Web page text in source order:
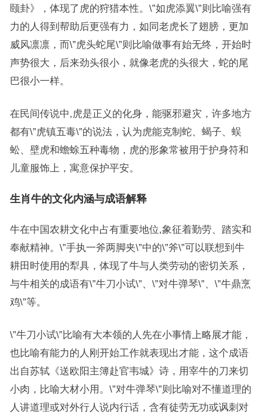
颐卦》，体现了虎的狩猎本性。\”如虎添翼\”则比喻强有
力的人得到帮助后更强有力，如同老虎长了翅膀，更加
威风凛凛，而\”虎头蛇尾\”则比喻做事有始无终，开始时
声势很大，后来劲头很小，就像老虎的头很大，蛇的尾
巴很小一样。
在民间传说中,虎是正义的化身，能驱邪避灾，许多地方
都有\”虎镇五毒\”的说法，认为虎能克制蛇、蝎子、蜈
蚣、壁虎和蟾蜍五种毒物，虎的形象常被用于护身符和
儿童服饰上，寓意保护平安。
生肖牛的文化内涵与成语解释
牛在中国农耕文化中占有重要地位,象征着勤劳、踏实和
奉献精神。\”手执一斧两脚夹\”中的\”斧\”可以联想到牛
耕田时使用的犁具，体现了牛与人类劳动的密切关系，
与牛相关的成语有\”牛刀小试\”、\”对牛弹琴\”、\”牛鼎烹
鸡\”等。
\”牛刀小试\”比喻有大本领的人先在小事情上略展才能，
也比喻有能力的人刚开始工作就表现出才能，这个成语
出自苏轼《送欧阳主簿赴官韦城》诗，用宰牛的刀来切
小肉，比喻大材小用。\”对牛弹琴\”则比喻对不懂道理的
人讲道理或对外行人说内行话，含有徒劳无功或讽刺对